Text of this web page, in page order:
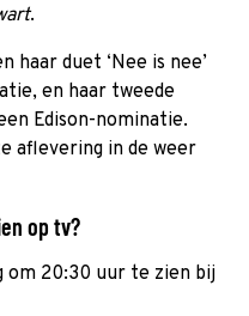
.
duet ‘Nee is nee’
en haar tweede
Edison-nominatie.
aflevering in de weer
op tv?
om 20:30 uur te zien bij